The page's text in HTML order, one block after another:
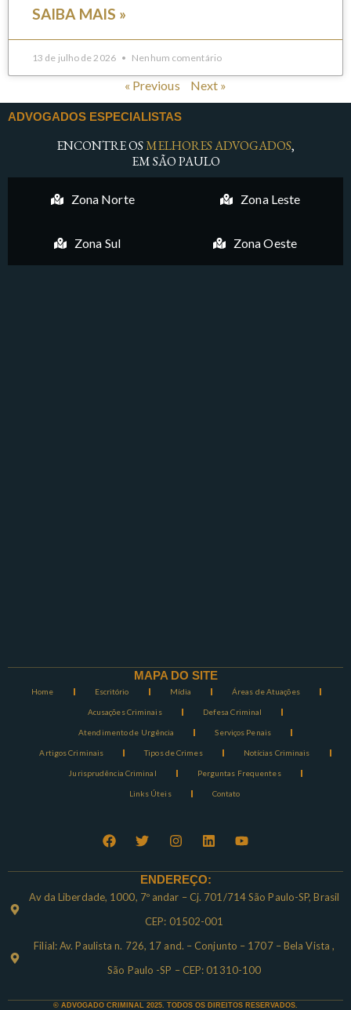
SAIBA MAIS »
13 de julho de 2026 Nenhum comentário
« Previous Next »
ADVOGADOS ESPECIALISTAS
ENCONTRE OSMELHORES ADVOGADOS,
EM SÃO PAULO
Zona Norte Zona Leste
Zona Sul Zona Oeste
MAPA DO SITE
Home Escritório Mídia Áreas de Atuações
Acusações Criminais Defesa Criminal
Atendimento de Urgência Serviços Penais
Artigos Criminais Tipos de Crimes Notícias Criminais
Jurisprudência Criminal Perguntas Frequentes
Links Úteis Contato
ENDEREÇO:
Av da Liberdade, 1000, 7º andar – Cj. 701/714 São Paulo-SP, Brasil
CEP: 01502-001
Filial: Av. Paulista n. 726, 17 and. – Conjunto – 1707 – Bela Vista ,
São Paulo -SP – CEP: 01310-100
© ADVOGADO CRIMINAL 2025. TODOS OS DIREITOS RESERVADOS.